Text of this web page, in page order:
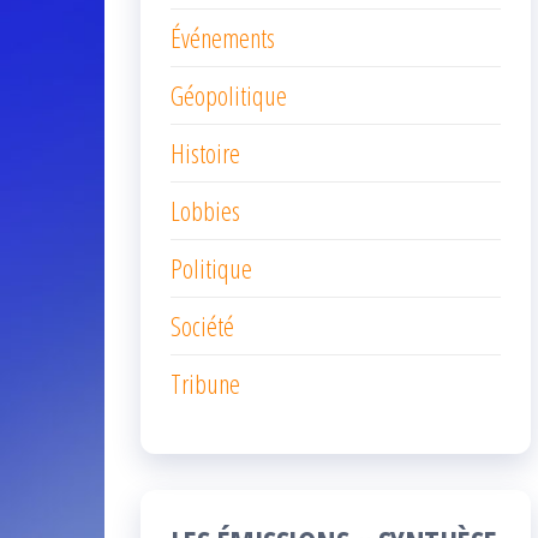
Événements
Géopolitique
Histoire
Lobbies
Politique
Société
Tribune